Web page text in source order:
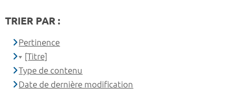
TRIER PAR :
Pertinence
[Titre]
Type de contenu
Date de dernière modification